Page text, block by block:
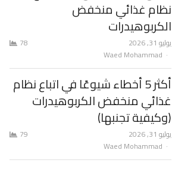
نظام غذائي منخفض
الكربوهيدرات
يوليو 31, 2026
Author
Waed Mohammad
78
أكثر 5 أخطاء شيوعًا في اتباع نظام
غذائي منخفض الكربوهيدرات
(وكيفية تجنبها)
يوليو 31, 2026
Author
Waed Mohammad
79